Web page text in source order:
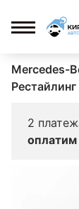
Mercedes-
2
оплатим